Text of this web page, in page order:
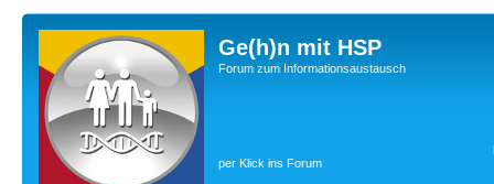
Ge(h)n mit HSP
Forum zum Informationsaustausch
per Klick ins Forum